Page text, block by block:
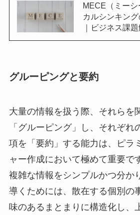
MECE（ミー
カルシンキン
｜ビジネス課
グルーピングと要約
大量の情報を扱う際、それらを
「グルーピング」し、それぞれ
項を「要約」する能力は、ピラ
ャー作成において極めて重要で
複雑な情報をシンプルかつ分か
導くためには、散在する個別の
味のあるまとまりに構造化し、